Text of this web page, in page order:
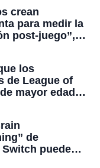
crean
para medir la
post-juego”,
sientes al
los fans de
los más
los
de League of
mayor edad y
tienden a ser
sobre
de
puede
años de